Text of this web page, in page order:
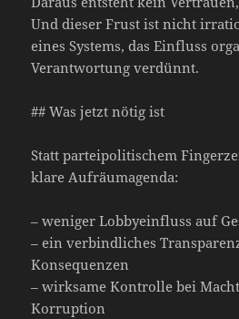
Und dieser Frust ist nicht
eines Systems, das Einfluss
Verantwortung verdünnt.
## Was jetzt nötig ist
Statt parteipolitischem
klare Aufräumagenda:
– weniger Lobbyeinfluss auf
– ein verbindliches
Konsequenzen
– wirksame Kontrolle bei
Korruption